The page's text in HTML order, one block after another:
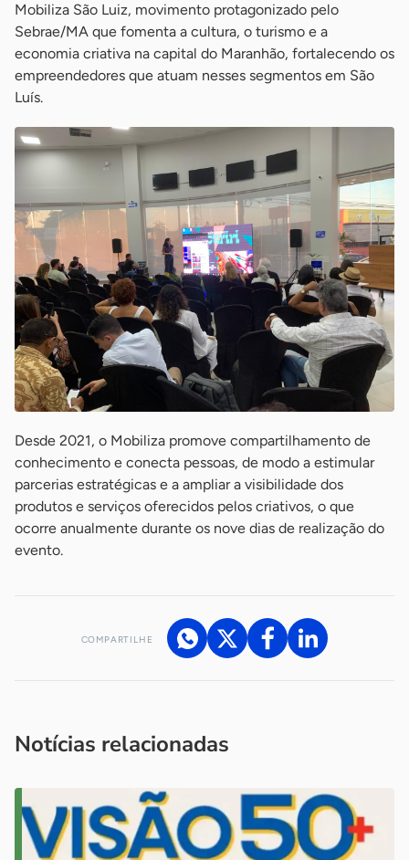
Mobiliza São Luiz, movimento protagonizado pelo
Sebrae/MA que fomenta a cultura, o turismo e a
economia criativa na capital do Maranhão, fortalecendo os
empreendedores que atuam nesses segmentos em São
Luís.
Desde 2021, o Mobiliza promove compartilhamento de
conhecimento e conecta pessoas, de modo a estimular
parcerias estratégicas e a ampliar a visibilidade dos
produtos e serviços oferecidos pelos criativos, o que
ocorre anualmente durante os nove dias de realização do
evento.
COMPARTILHE
Notícias relacionadas